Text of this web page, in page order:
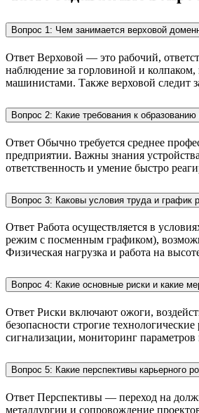
Вопрос 1: Чем занимается верховой
Ответ Верховой — это рабочий,
наблюдение за горловиной и
машинистами. Также верховой следит
Вопрос 2: Какие требования к
Ответ Обычно требуется среднее
предприятии. Важны знания
ответственность и умение быстро
Вопрос 3: Каковы условия труда и график
Ответ Работа осуществляется в
режим с посменным графиком),
Физическая нагрузка и работа на
Вопрос 4: Какие основные риски и какие
Ответ Риски включают ожоги,
безопасности строгие
сигнализации, мониторинг
Вопрос 5: Какие перспективы карьерного
Ответ Перспективы — переход на
металлургии и сопровождение